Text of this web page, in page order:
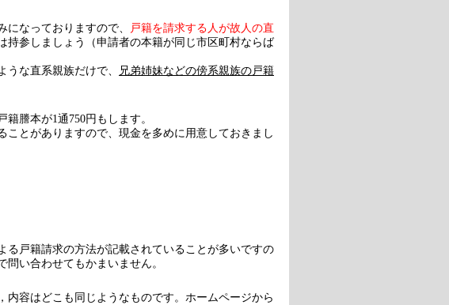
なっておりますので、
戸籍を請求する人が故人の直
持参しましょう（申請者の本籍が同じ市区町村ならば
な直系親族だけで、
兄弟姉妹などの傍系親族の戸籍
謄本が1通750円もします。
とがありますので、現金を多めに用意しておきまし
る戸籍請求の方法が記載されていることが多いですの
い合わせてもかまいません。
容はどこも同じようなものです。ホームページから